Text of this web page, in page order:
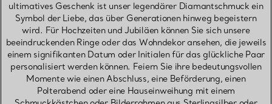
ultimatives Geschenk ist unser legendärer Diamantschmuck ein
Symbol der Liebe, das über Generationen hinweg begeistern
wird. Für Hochzeiten und Jubiläen können Sie sich unsere
beeindruckenden Ringe oder das Wohndekor ansehen, die jeweils
einem signifikanten Datum oder Initialen für das glückliche Paar
personalisiert werden können. Feiern Sie ihre bedeutungsvollen
Momente wie einen Abschluss, eine Beförderung, einen
Polterabend oder eine Hauseinweihung mit einem